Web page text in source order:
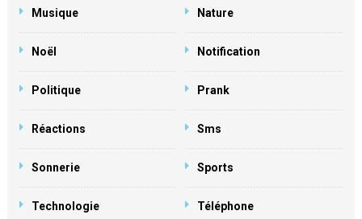
Musique Nature
Noël Notification
Politique Prank
Réactions Sms
Sonnerie Sports
Technologie Téléphone